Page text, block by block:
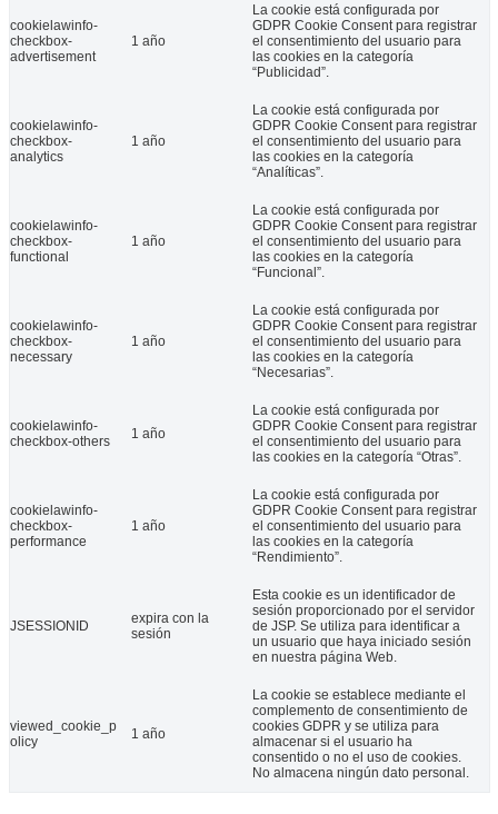
cookielawinfo-
checkbox-
advertisement
1 año
La cookie está configurada por
GDPR Cookie Consent para registrar
el consentimiento del usuario para
las cookies en la categoría
“Publicidad”.
cookielawinfo-
checkbox-
analytics
1 año
La cookie está configurada por
GDPR Cookie Consent para registrar
el consentimiento del usuario para
las cookies en la categoría
“Analíticas”.
cookielawinfo-
checkbox-
functional
1 año
La cookie está configurada por
GDPR Cookie Consent para registrar
el consentimiento del usuario para
las cookies en la categoría
“Funcional”.
cookielawinfo-
checkbox-
necessary
1 año
La cookie está configurada por
GDPR Cookie Consent para registrar
el consentimiento del usuario para
las cookies en la categoría
“Necesarias”.
cookielawinfo-
checkbox-others
1 año
La cookie está configurada por
GDPR Cookie Consent para registrar
el consentimiento del usuario para
las cookies en la categoría “Otras”.
cookielawinfo-
checkbox-
performance
1 año
La cookie está configurada por
GDPR Cookie Consent para registrar
el consentimiento del usuario para
las cookies en la categoría
“Rendimiento”.
JSESSIONID
expira con la
sesión
Esta cookie es un identificador de
sesión proporcionado por el servidor
de JSP. Se utiliza para identificar a
un usuario que haya iniciado sesión
en nuestra página Web.
viewed_cookie_p
olicy
1 año
La cookie se establece mediante el
complemento de consentimiento de
cookies GDPR y se utiliza para
almacenar si el usuario ha
consentido o no el uso de cookies.
No almacena ningún dato personal.